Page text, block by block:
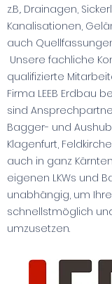
z.B,. Drainagen,
Kanalisationen,
auch
Unsere fachliche
qualifizierte
Firma LEEB Erdbau
sind
Bagger- und
Klagenfurt,
auch in ganz
eigenen LKWs und
unabhängig, um
schnellstmöglich
umzusetzen.